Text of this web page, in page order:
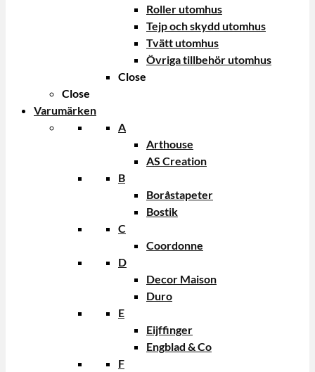
Roller utomhus
Tejp och skydd utomhus
Tvätt utomhus
Övriga tillbehör utomhus
Close
Close
Varumärken
A
Arthouse
AS Creation
B
Boråstapeter
Bostik
C
Coordonne
D
Decor Maison
Duro
E
Eijffinger
Engblad & Co
F